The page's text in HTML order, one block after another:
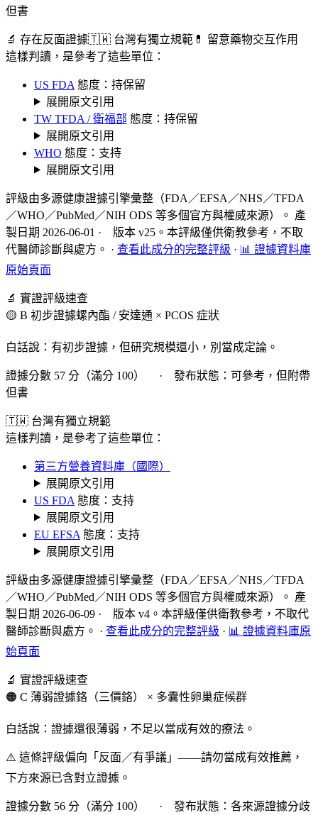
但書
🔬 存在反面證據🇹🇼 台灣有獨立規範 💊 留意藥物交互作用
這樣判讀，是參考了這些單位：
US FDA 態度：持保留
展開原文引用
TW TFDA / 衛福部 態度：持保留
展開原文引用
WHO 態度：支持
展開原文引用
評級由多源健康證據引擎彙整（FDA／EFSA／NHS／TFDA
／WHO／PubMed／NIH ODS 等多個官方與權威來源）。 產
製日期 2026-06-01 · 版本 v25。本評級僅供衛教參考，不取
代醫師診斷與處方。 · 查看此成分的完整評級 · 📊 證據資料庫
原始頁面
🔬 實證評級速查
🟡 B 初步證據螺內酯 / 安達通 × PCOS 症狀
白話說：有初步證據，但研究規模還小，別當成定論。
證據分數 57 分（滿分 100） · 發布狀態：可參考，但附帶
但書
🇹🇼 台灣有獨立規範
這樣判讀，是參考了這些單位：
第三方營養資料庫（國際）
展開原文引用
US FDA 態度：支持
展開原文引用
EU EFSA 態度：支持
展開原文引用
評級由多源健康證據引擎彙整（FDA／EFSA／NHS／TFDA
／WHO／PubMed／NIH ODS 等多個官方與權威來源）。 產
製日期 2026-06-09 · 版本 v4。本評級僅供衛教參考，不取代
醫師診斷與處方。 · 查看此成分的完整評級 · 📊 證據資料庫原
始頁面
🔬 實證評級速查
🟠 C 薄弱證據鉻（三價鉻） × 多囊性卵巢症候群
白話說：證據還很薄弱，不足以當成有效的療法。
⚠️ 這條評級偏向「反面／有爭議」——請勿當成有效推薦，
下方來源已含對立證據。
證據分數 56 分（滿分 100） · 發布狀態：各來源證據分歧